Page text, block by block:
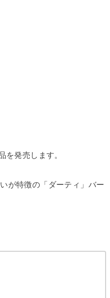
を発売します。
が特徴の「ダーティ」バー